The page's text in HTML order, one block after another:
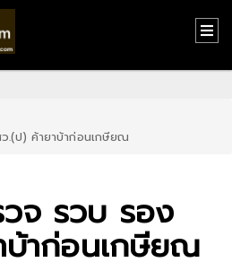
.(ป) ค้ายาบ้าก่อนเกษียณ
จ รวบ รอง
บ้าก่อนเกษียณ